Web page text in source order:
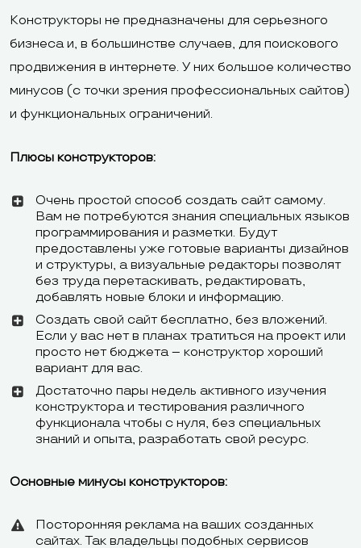
Конструкторы не предназначены для серьезного
бизнеса и, в большинстве случаев, для поискового
продвижения в интернете. У них большое количество
минусов (с точки зрения профессиональных сайтов)
и функциональных ограничений.
Плюсы конструкторов:
Очень простой способ создать сайт самому.
Вам не потребуются знания специальных языков
программирования и разметки. Будут
предоставлены уже готовые варианты дизайнов
и структуры, а визуальные редакторы позволят
без труда перетаскивать, редактировать,
добавлять новые блоки и информацию.
Создать свой сайт бесплатно, без вложений.
Если у вас нет в планах тратиться на проект или
просто нет бюджета – конструктор хороший
вариант для вас.
Достаточно пары недель активного изучения
конструктора и тестирования различного
функционала чтобы с нуля, без специальных
знаний и опыта, разработать свой ресурс.
Основные минусы конструкторов:
Посторонняя реклама на ваших созданных
сайтах. Так владельцы подобных сервисов